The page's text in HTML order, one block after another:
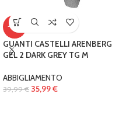
-10%
GUANTI CASTELLI ARENBERG
GEL 2 DARK GREY TG M
ABBIGLIAMENTO
39,99€ 35,99€